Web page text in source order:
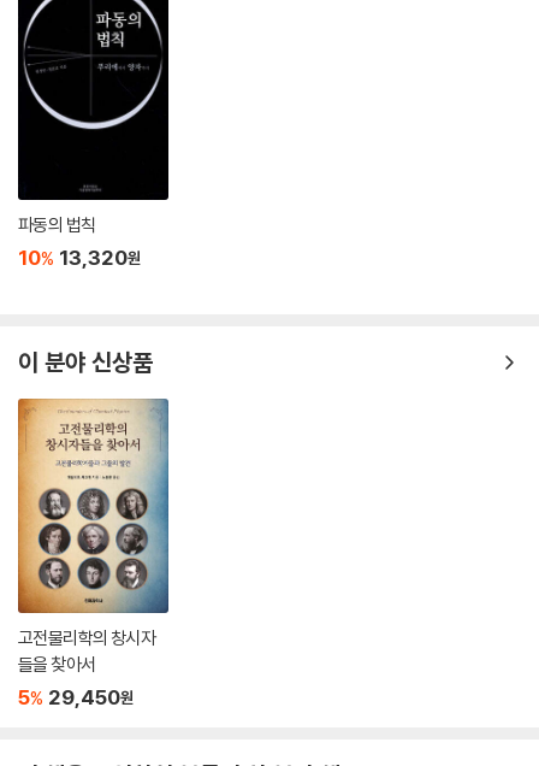
파동의 법칙
10% 13,320원
이 분야 신상품
고전물리학의 창시자
들을 찾아서
5% 29,450원